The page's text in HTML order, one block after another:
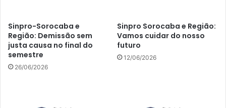
Sinpro-Sorocaba e
Região: Demissão sem
justa causa no final do
semestre
26/06/2026
Sinpro Sorocaba e Região:
Vamos cuidar do nosso
futuro
12/06/2026